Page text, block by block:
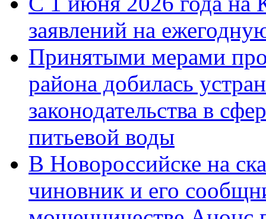
заявлений на
Принятыми мерами
района добилась
законодательства в
питьевой воды
В Новороссийске на
чиновник и его